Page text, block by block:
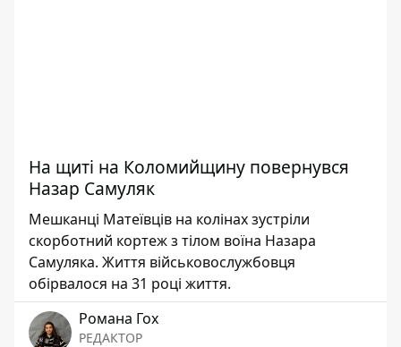
На щиті на Коломийщину повернувся
Назар Самуляк
Мешканці Матеївців на колінах зустріли
скорботний кортеж з тілом воїна Назара
Самуляка. Життя військовослужбовця
обірвалося на 31 році життя.
Романа Гох
РЕДАКТОР